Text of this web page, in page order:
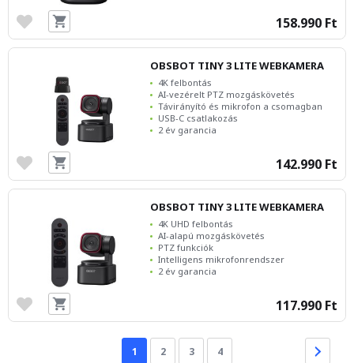
158.990 Ft
OBSBOT TINY 3 LITE WEBKAMERA
4K felbontás
AI-vezérelt PTZ mozgáskövetés
Távirányító és mikrofon a csomagban
USB-C csatlakozás
2 év garancia
142.990 Ft
OBSBOT TINY 3 LITE WEBKAMERA
4K UHD felbontás
AI-alapú mozgáskövetés
PTZ funkciók
Intelligens mikrofonrendszer
2 év garancia
117.990 Ft
1 2 3 4